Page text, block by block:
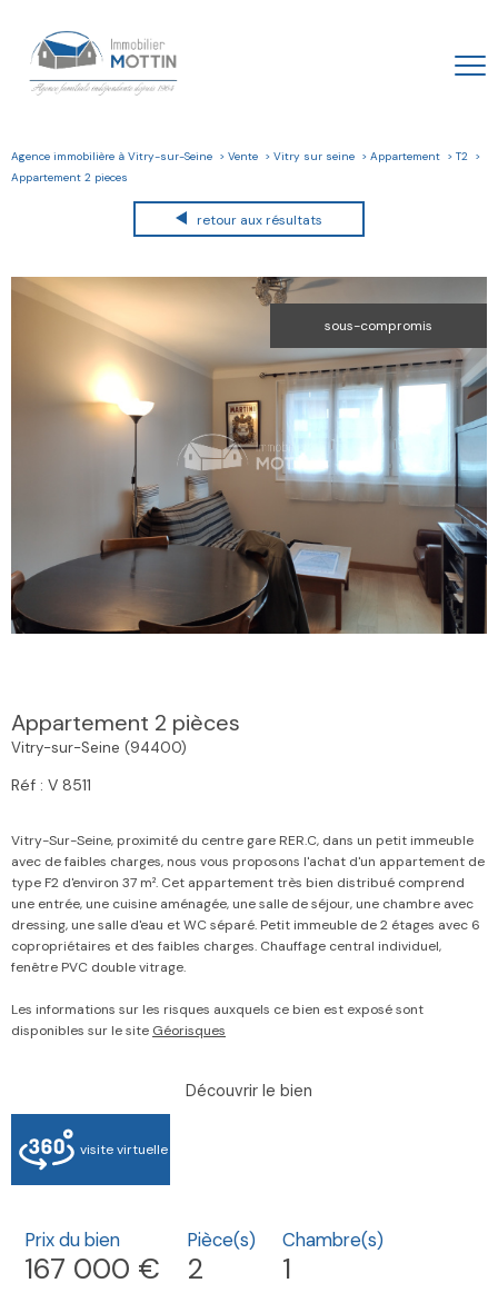
Agence immobilière à Vitry-sur-Seine Vente Vitry sur seine Appartement
T2
Appartement 2 pieces
retour aux résultats
sous-compromis
Appartement 2 pièces
Vitry-sur-Seine (94400)
Réf : V 8511
Vitry-Sur-Seine, proximité du centre gare RER.C, dans un petit immeuble
avec de faibles charges, nous vous proposons l'achat d'un appartement de
type F2 d'environ 37 m². Cet appartement très bien distribué comprend
une entrée, une cuisine aménagée, une salle de séjour, une chambre avec
dressing, une salle d'eau et WC séparé. Petit immeuble de 2 étages avec 6
copropriétaires et des faibles charges. Chauffage central individuel,
fenêtre PVC double vitrage.
Les informations sur les risques auxquels ce bien est exposé sont
disponibles sur le site Géorisques
découvrir le bien
visite virtuelle
Prix du bien
167 000 €
Pièce(s)
2
Chambre(s)
1